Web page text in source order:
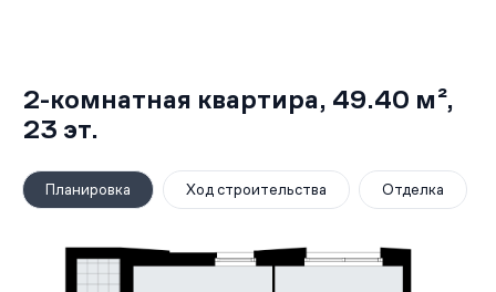
2-комнатная квартира, 49.40 м²,
23 эт.
Планировка Ход строительства Отделка